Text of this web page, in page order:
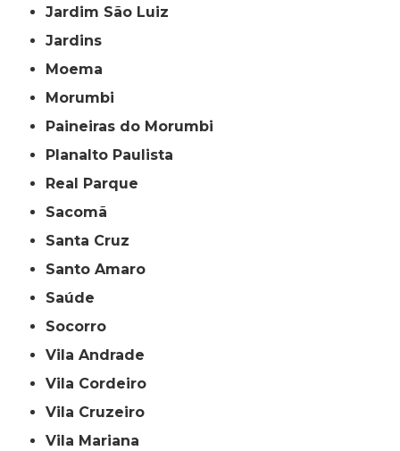
Jardim São Luiz
Jardins
Moema
Morumbi
Paineiras do Morumbi
Planalto Paulista
Real Parque
Sacomã
Santa Cruz
Santo Amaro
Saúde
Socorro
Vila Andrade
Vila Cordeiro
Vila Cruzeiro
Vila Mariana